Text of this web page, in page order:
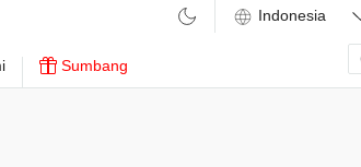
Sumbang